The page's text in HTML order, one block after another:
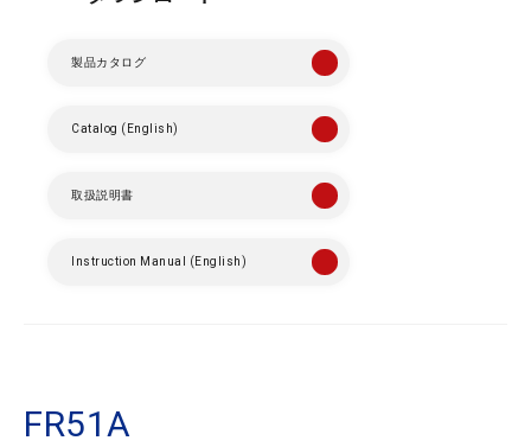
製品カタログ
Catalog (English)
取扱説明書
Instruction Manual (English)
FR51A